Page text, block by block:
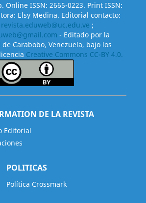
Online ISSN: 2665-0223. Print ISSN:
Elsy Medina. Editorial contacto:
revista.eduweb@uc.edu.ve ;
- Editado por la
Carabobo, Venezuela, bajo los
Creative Commons CC-BY 4.0.
DE LA REVISTA
Editorial
POLITICAS
Política Crossmark